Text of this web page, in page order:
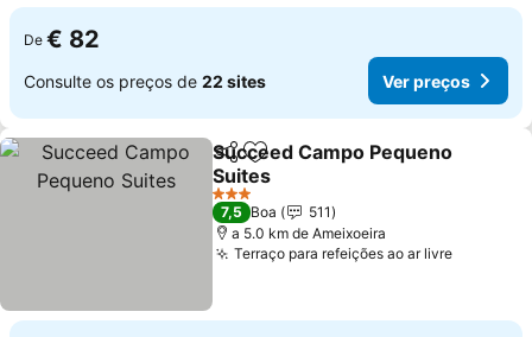
De € 82
Consulte os preços de 22 sites Ver preços
PartilharAdicionar aos favoritos
Succeed Campo Pequeno
Suites
3 Estrelas
7,5 Boa
511
a 5.0 km de Ameixoeira
Terraço para refeições ao ar livre